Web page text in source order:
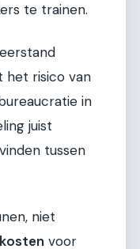
te trainen.
het risico van
in
juist
tussen
niet
kosten voor